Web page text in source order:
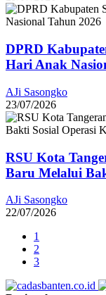
DPRD
Hari Anak
AJi Sasongko
23/07/2026
RSU Kota
Baru Melalui
AJi Sasongko
22/07/2026
1
2
3